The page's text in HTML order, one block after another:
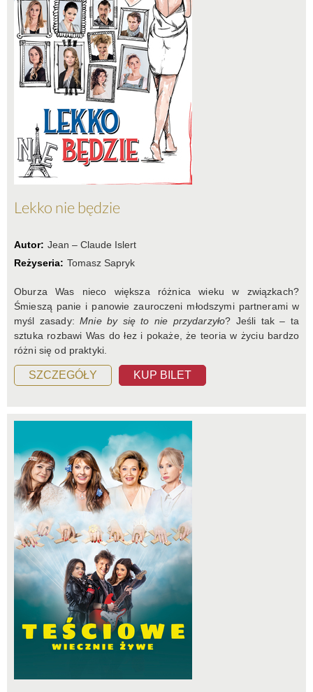
Lekko nie będzie
Autor: Jean – Claude Islert
Reżyseria: Tomasz Sapryk
Oburza Was nieco większa różnica wieku w związkach?
Śmieszą panie i panowie zauroczeni młodszymi partnerami w
myśl zasady:Mnie by się to nie przydarzyło? Jeśli tak – ta
sztuka rozbawi Was do łez i pokaże, że teoria w życiu bardzo
różni się od praktyki.
SZCZEGÓŁY KUP BILET